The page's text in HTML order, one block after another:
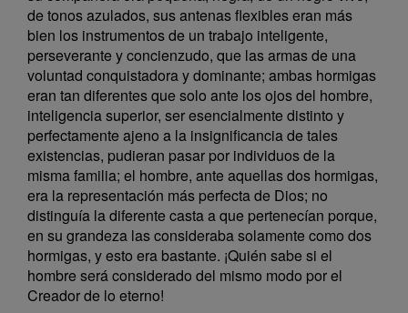
de tonos azulados, sus antenas flexibles eran más
bien los instrumentos de un trabajo inteligente,
perseverante y concienzudo, que las armas de una
voluntad conquistadora y dominante; ambas hormigas
eran tan diferentes que solo ante los ojos del hombre,
inteligencia superior, ser esencialmente distinto y
perfectamente ajeno a la insignificancia de tales
existencias, pudieran pasar por individuos de la
misma familia; el hombre, ante aquellas dos hormigas,
era la representación más perfecta de Dios; no
distinguía la diferente casta a que pertenecían porque,
en su grandeza las consideraba solamente como dos
hormigas, y esto era bastante. ¡Quién sabe si el
hombre será considerado del mismo modo por el
Creador de lo eterno!